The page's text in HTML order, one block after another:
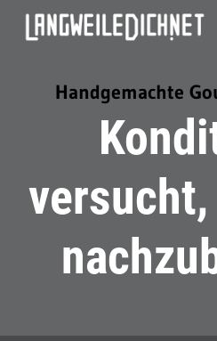
Handgemachte